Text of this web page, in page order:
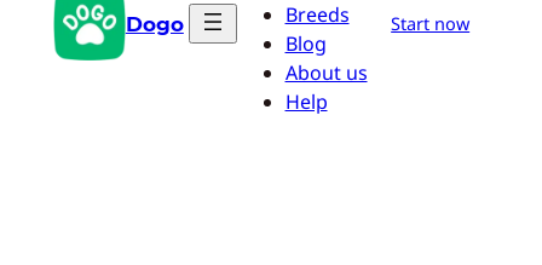
Dogo
Breeds
Blog
About us
Help
Start now